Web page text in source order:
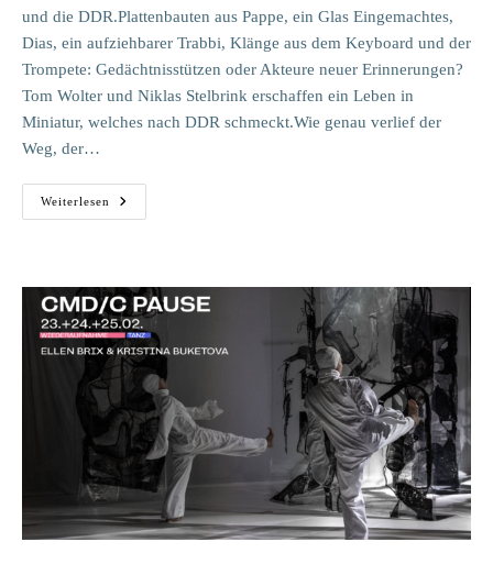
und die DDR.Plattenbauten aus Pappe, ein Glas Eingemachtes,
Dias, ein aufziehbarer Trabbi, Klänge aus dem Keyboard und der
Trompete: Gedächtnisstützen oder Akteure neuer Erinnerungen?
Tom Wolter und Niklas Stelbrink erschaffen ein Leben in
Miniatur, welches nach DDR schmeckt.Wie genau verlief der
Weg, der…
Weiterlesen AUSREISE